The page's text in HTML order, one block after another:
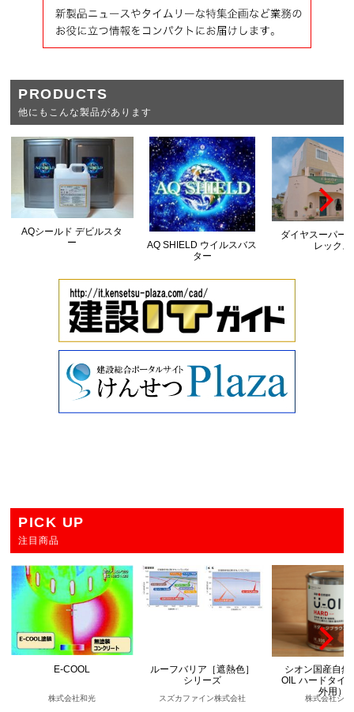
PRODUCTS
他にもこんな製品があります
AQシールド デビルスタ
ー
AQ SHIELD ウイルスバス
ター
ダイヤスーパー
レックス
PICK UP
注目商品
E-COOL
株式会社和光
ルーフバリア［遮熱色］
シリーズ
スズカファイン株式会社
シオン国産自然
OIL ハードタイ
外用）
株式会社シオ